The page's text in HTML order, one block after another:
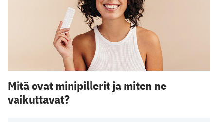
Mitä ovat minipillerit ja miten ne
vaikuttavat?